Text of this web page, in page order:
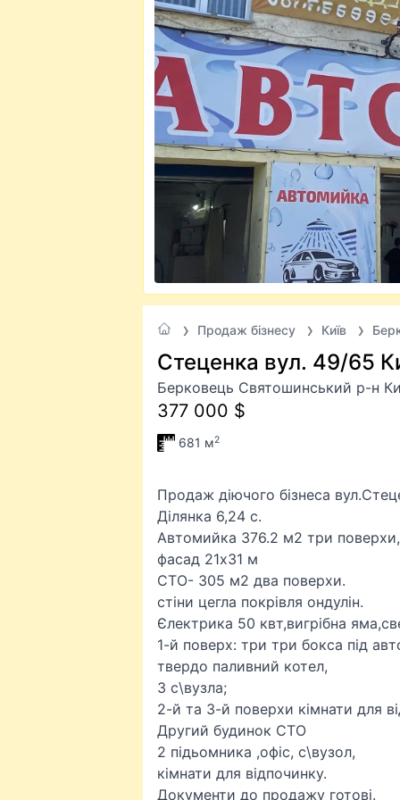
Продаж бізнесу Київ
Стеценка вул. 49/65
Берковець Святошинський р-н
377 000 $
681 м2
Продаж діючого бізнеса
Ділянка 6,24 с.
Автомийка 376.2 м2 три поверхи,
фасад 21х31 м
СТО- 305 м2 два поверхи.
стіни цегла покрівля ондулін.
Єлектрика 50 квт,вигрібна
1-й поверх: три три бокса під
твердо паливний котел,
3 с\вузла;
2-й та 3-й поверхи кімнати для
Другий будинок СТО
2 підьомника ,офіс, с\вузол,
кімнати для відпочинку.
Документи до продажу готові.